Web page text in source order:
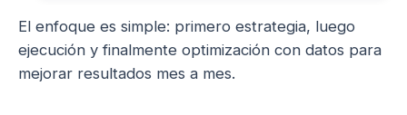
El enfoque es simple: primero estrategia, luego
ejecución y finalmente optimización con datos para
mejorar resultados mes a mes.